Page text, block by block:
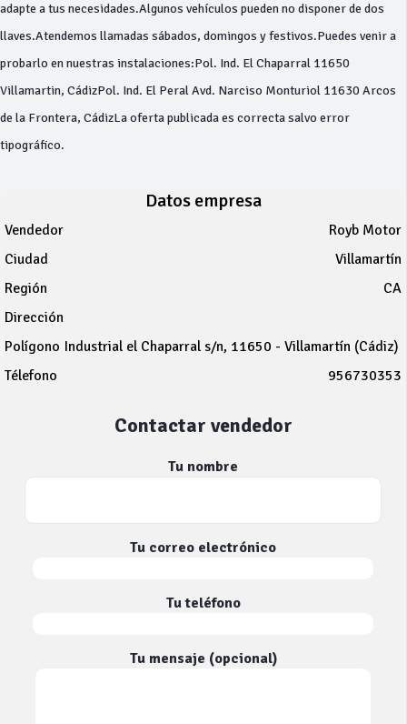
adapte a tus necesidades.Algunos vehículos pueden no disponer de dos
llaves.Atendemos llamadas sábados, domingos y festivos.Puedes venir a
probarlo en nuestras instalaciones:Pol. Ind. El Chaparral 11650
Villamartin, CádizPol. Ind. El Peral Avd. Narciso Monturiol 11630 Arcos
de la Frontera, CádizLa oferta publicada es correcta salvo error
tipográfico.
Datos empresa
Vendedor
Royb Motor
Ciudad
Villamartín
Región
CA
Dirección
Polígono Industrial el Chaparral s/n, 11650 - Villamartín (Cádiz)
Télefono
956730353
Contactar vendedor
Tu nombre
Tu correo electrónico
Tu teléfono
Tu mensaje (opcional)